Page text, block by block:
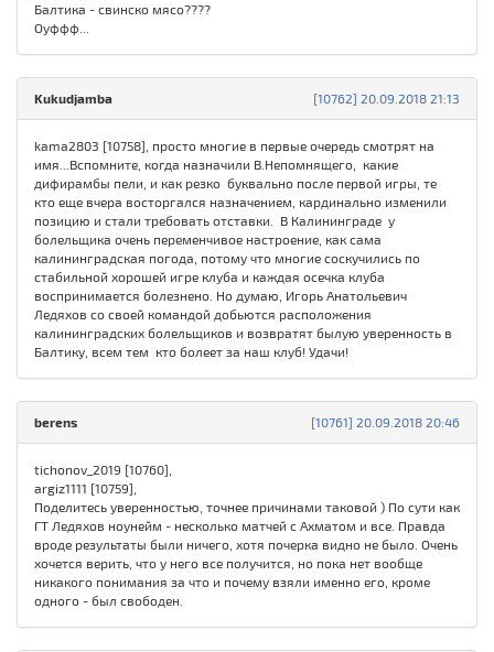
Балтика - свинско мясо????
Оуффф...
[10762] 20.09.2018 21:13
Kukudjamba
kama2803 [10758], просто многие в первые очередь смотрят на
имя...Вспомните, когда назначили В.Непомнящего, какие
дифирамбы пели, и как резко буквально после первой игры, те
кто еще вчера восторгался назначением, кардинально изменили
позицию и стали требовать отставки. В Калининграде у
болельщика очень переменчивое настроение, как сама
калининградская погода, потому что многие соскучились по
стабильной хорошей игре клуба и каждая осечка клуба
воспринимается болезнено. Но думаю, Игорь Анатольевич
Ледяхов со своей командой добьются расположения
калининградских болельщиков и возвратят былую уверенность в
Балтику, всем тем кто болеет за наш клуб! Удачи!
[10761] 20.09.2018 20:46
berens
tichonov_2019 [10760],
argiz1111 [10759],
Поделитесь уверенностью, точнее причинами таковой ) По сути как
ГТ Ледяхов ноунейм - несколько матчей с Ахматом и все. Правда
вроде результаты были ничего, хотя почерка видно не было. Очень
хочется верить, что у него все получится, но пока нет вообще
никакого понимания за что и почему взяли именно его, кроме
одного - был свободен.